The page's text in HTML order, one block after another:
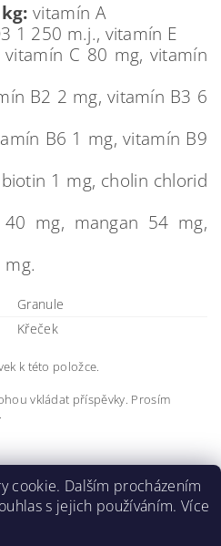
vitamín A
1 250 m.j., vitamín E
C 80 mg, vitamín
B2 2 mg, vitamín B3 6
B6 1 mg, vitamín B9
1 mg, cholin chlorid
mg, mangan 54 mg,
mg.
Granule
Křeček
k této položce.
vkládat příspěvky. Prosím
.
cookie. Dalším procházením
s jejich používáním. Více